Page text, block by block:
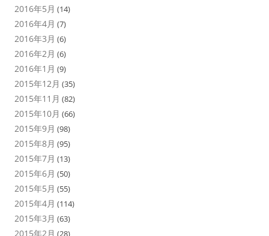
2016年5月 (14)
2016年4月 (7)
2016年3月 (6)
2016年2月 (6)
2016年1月 (9)
2015年12月 (35)
2015年11月 (82)
2015年10月 (66)
2015年9月 (98)
2015年8月 (95)
2015年7月 (13)
2015年6月 (50)
2015年5月 (55)
2015年4月 (114)
2015年3月 (63)
2015年2月 (28)